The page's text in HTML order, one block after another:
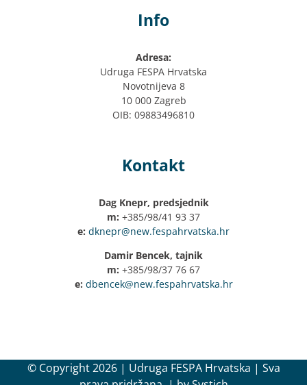
Info
Adresa:
Udruga FESPA Hrvatska
Novotnijeva 8
10 000 Zagreb
OIB: 09883496810
Kontakt
Dag Knepr, predsjednik
m: +385/98/41 93 37
e: dknepr@new.fespahrvatska.hr
Damir Bencek, tajnik
m: +385/98/37 76 67
e: dbencek@new.fespahrvatska.hr
© Copyright2026 | Udruga FESPA Hrvatska | Sva